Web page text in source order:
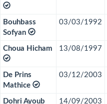
Bouhbass
Sofyan
03/03/1992
Choua Hicham 13/08/1997
De Prins
Mathice
03/12/2003
Dohri Ayoub 14/09/2003